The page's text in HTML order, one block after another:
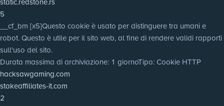
5
__cf_bm [x5]Questo cookie è usato per distinguere tra umani e
robot. Questo è utile per il sito web, al fine di rendere validi rapporti
sull'uso del sito.
Durata massima di archiviazione: 1 giornoTipo: Cookie HTTP
hacksawgaming.com
stakeaffiliates-it.com
2